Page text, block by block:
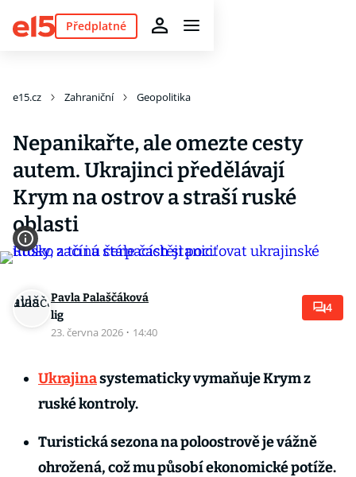
Předplatné
e15.cz Zahraniční Geopolitika
Nepanikařte, ale omezte cesty
autem. Ukrajinci předělávají
Krym na ostrov a straší ruské
oblasti
Pavla Palaščáková
lig
23. června 2026 · 14:40
4
Ukrajinasystematicky vymaňuje Krym z
ruské kontroly.
Turistická sezona na poloostrově je vážně
ohrožená, což mu působí ekonomické potíže.